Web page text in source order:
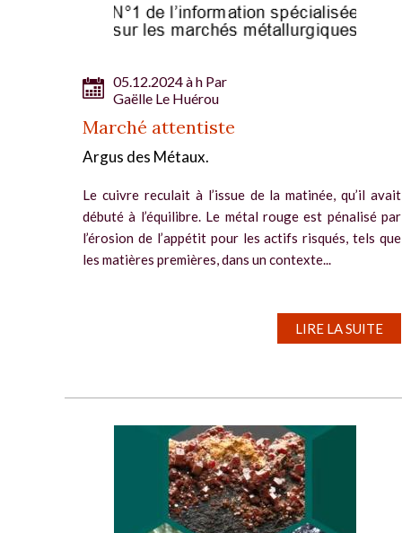
05.12.2024 à h Par
Gaëlle Le Huérou
Marché attentiste
Argus des Métaux.
Le cuivre reculait à l’issue de la matinée, qu’il avait
débuté à l’équilibre. Le métal rouge est pénalisé par
l’érosion de l’appétit pour les actifs risqués, tels que
les matières premières, dans un contexte...
LIRE LA SUITE